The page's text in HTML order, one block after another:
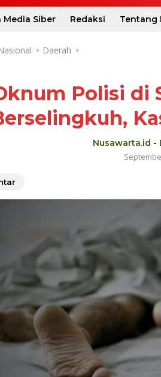
Media Siber Redaksi Tentang
Daerah
Polisi di
Nusawarta.id -